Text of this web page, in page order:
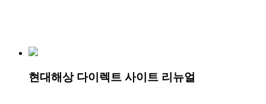
현대해상 다이렉트 사이트 리뉴얼